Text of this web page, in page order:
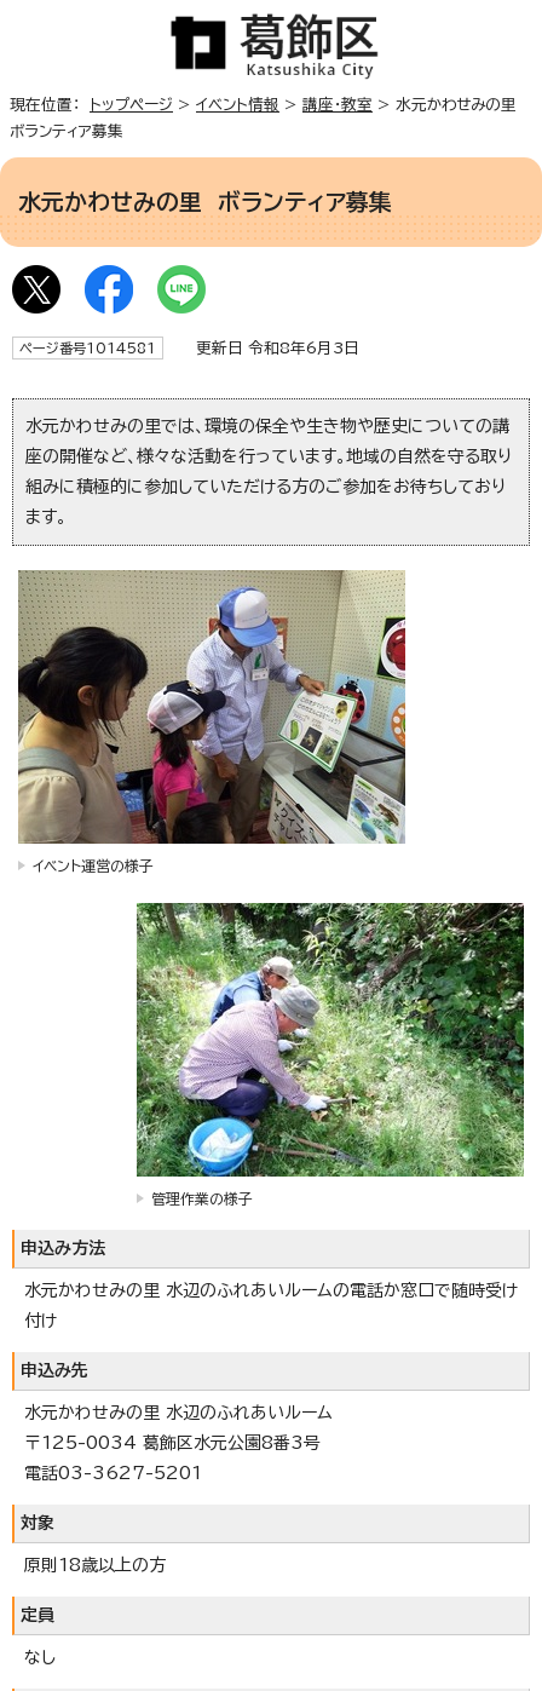
現在位置： トップページ > イベント情報 > 講座・教室 > 水元かわせみの里
ボランティア募集
水元かわせみの里 ボランティア募集
ページ番号1014581 更新日 令和8年6月3日
水元かわせみの里では、環境の保全や生き物や歴史についての講
座の開催など、様々な活動を行っています。地域の自然を守る取り
組みに積極的に参加していただける方のご参加をお待ちしており
ます。
イベント運営の様子
管理作業の様子
申込み方法
水元かわせみの里 水辺のふれあいルームの電話か窓口で随時受け
付け
申込み先
水元かわせみの里 水辺のふれあいルーム
〒125-0034 葛飾区水元公園8番3号
電話03-3627-5201
対象
原則18歳以上の方
定員
なし